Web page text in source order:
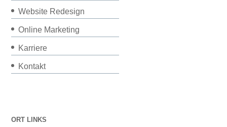
Website Redesign
Online Marketing
Karriere
Kontakt
ORT LINKS